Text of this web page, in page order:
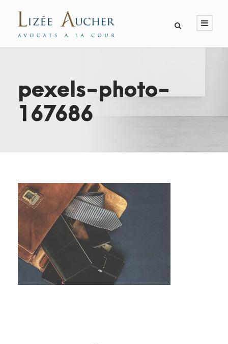
pexels-photo-
167686